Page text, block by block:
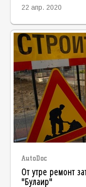
22 апр. 2020
AutoDoc
От утре ремонт
"Булаир"